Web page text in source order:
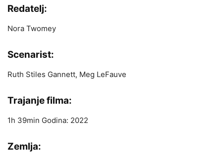
Redatelj:
Nora Twomey
Scenarist:
Ruth Stiles Gannett, Meg LeFauve
Trajanje filma:
1h 39min Godina: 2022
Zemlja: